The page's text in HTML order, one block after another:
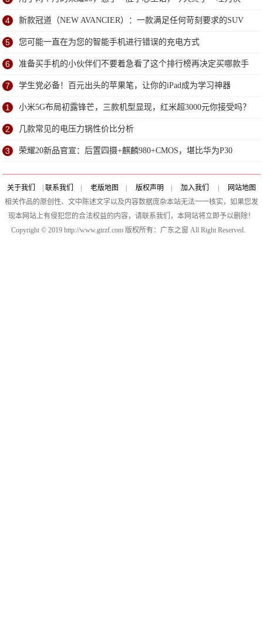
4 新款冠道（NEW AVANCIER）：一款满足任何苛刻要求的SUV
5 您可能一直在为您的智能手机进行错误的充电方式
6 准备买手机的小伙伴们不要着急看了这个排行榜再决定买哪款手
机吧
7 学生党必备！百元出头的苹果笔，让你的iPad成为学习神器
1 小米5G布局初露锋芒，三款机型显现，红米超3000元你接受吗？
2 几款常见的电压力锅性价比分析
3 荣耀20新品官宣：后置四摄+麒麟980+CMOS，堪比华为P30
Pro！
关于我们 联系我们 老版地图 版权声明 加入我们
网站地图
相关作品的原创性、文中陈述文字以及内容数据庞杂本站无法一一核实，如果您发
现本网站上有侵犯您的合法权益的内容，请联系我们，本网站将立即予以删除！
Copyright © 2019 http://www.gtrzf.com 版权所有：广东之窗 All Right Reserved.